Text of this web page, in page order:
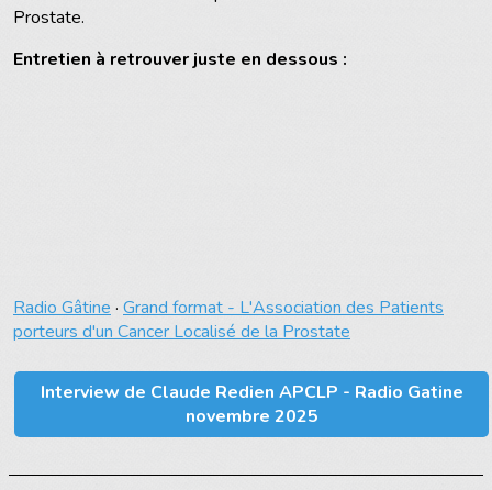
Prostate.
Entretien à retrouver juste en dessous :
Radio Gâtine· Grand format - L'Association des Patients
porteurs d'un Cancer Localisé de la Prostate
Interview de Claude Redien APCLP - Radio Gatine
novembre 2025